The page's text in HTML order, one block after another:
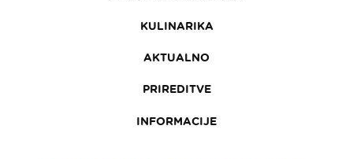
KULINARIKA
AKTUALNO
PRIREDITVE
INFORMACIJE